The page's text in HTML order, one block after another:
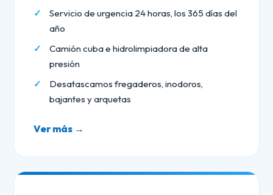
Servicio de urgencia 24 horas, los 365 días del
año
Camión cuba e hidrolimpiadora de alta
presión
Desatascamos fregaderos, inodoros,
bajantes y arquetas
Ver más →